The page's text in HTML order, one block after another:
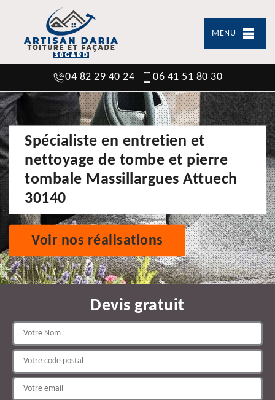
MENU
04 82 29 40 24 06 41 51 80 30
Spécialiste en entretien et
nettoyage de tombe et pierre
tombale Massillargues Attuech
30140
Voir nos réalisations
Devis gratuit